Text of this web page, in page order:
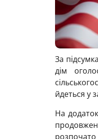
За
дім
йдеться у
На